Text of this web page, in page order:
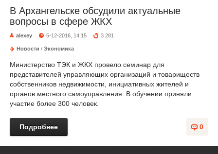
В Архангельске обсудили актуальные
вопросы в сфере ЖКХ
alexey 5-12-2016, 14:15 3 281
Новости / Экономика
Министерство ТЭК и ЖКХ провело семинар для
представителей управляющих организаций и товариществ
собственников недвижимости, инициативных жителей и
органов местного самоуправления. В обучении приняли
участие более 300 человек.
0
Подробнее